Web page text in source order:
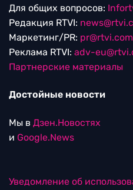
Для общих вопросов:
Редакция RTVI:
Маркетинг/PR: pr@rtvi.com
Реклама RTVI: adv-
Партнерские материалы
Достойные новости
Мы в Дзен.Новостях
и Google.News
Уведомление об